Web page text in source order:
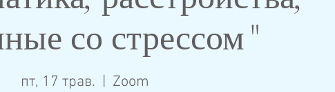
со стрессом"
пт, 17 трав.
  |
Zoom